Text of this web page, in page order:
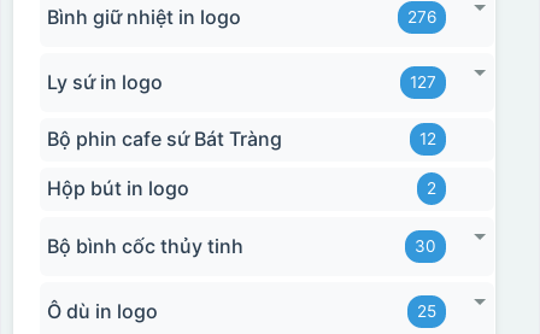
Bình giữ nhiệt in logo 276
Ly sứ in logo 127
Bộ phin cafe sứ Bát Tràng 12
Hộp bút in logo 2
Bộ bình cốc thủy tinh 30
Ô dù in logo 25